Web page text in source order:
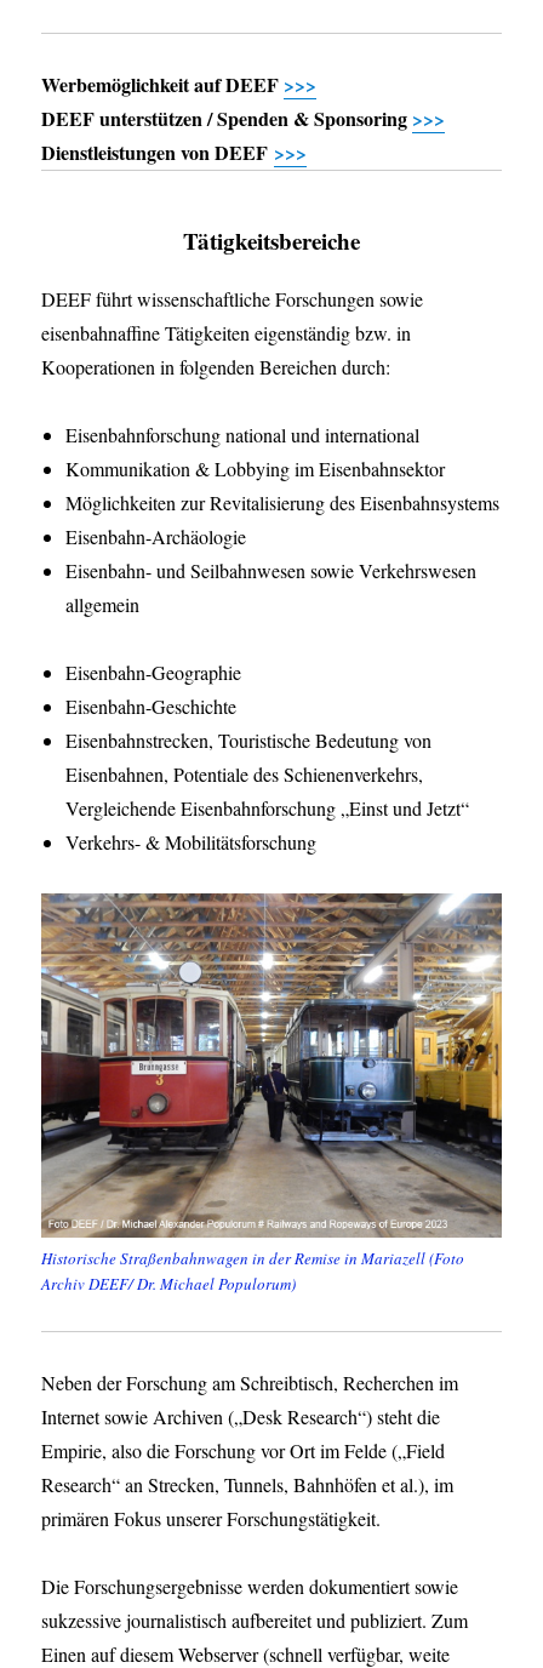
Werbemöglichkeit auf DEEF >>>
DEEF unterstützen / Spenden & Sponsoring >>>
Dienstleistungen von DEEF >>>
Tätigkeitsbereiche
DEEF führt wissenschaftliche Forschungen sowie
eisenbahnaffine Tätigkeiten eigenständig bzw. in
Kooperationen in folgenden Bereichen durch:
Eisenbahnforschung national und international
Kommunikation & Lobbying im Eisenbahnsektor
Möglichkeiten zur Revitalisierung des Eisenbahnsystems
Eisenbahn-Archäologie
Eisenbahn- und Seilbahnwesen sowie Verkehrswesen
allgemein
Eisenbahn-Geographie
Eisenbahn-Geschichte
Eisenbahnstrecken, Touristische Bedeutung von
Eisenbahnen, Potentiale des Schienenverkehrs,
Vergleichende Eisenbahnforschung „Einst und Jetzt“
Verkehrs- & Mobilitätsforschung
Historische Straßenbahnwagen in der Remise in Mariazell (Foto
Archiv DEEF/ Dr. Michael Populorum)
Neben der Forschung am Schreibtisch, Recherchen im
Internet sowie Archiven („Desk Research“) steht die
Empirie, also die Forschung vor Ort im Felde („Field
Research“ an Strecken, Tunnels, Bahnhöfen et al.), im
primären Fokus unserer Forschungstätigkeit.
Die Forschungsergebnisse werden dokumentiert sowie
sukzessive journalistisch aufbereitet und publiziert. Zum
Einen auf diesem Webserver (schnell verfügbar, weite